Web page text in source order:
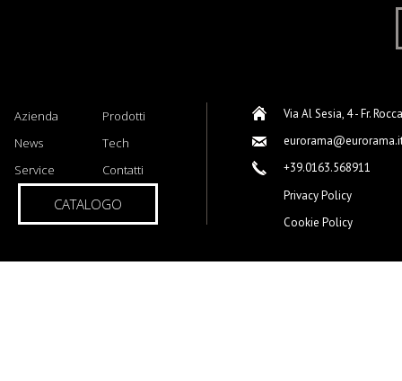
Azienda
Prodotti
News
Tech
Service
Contatti
CATALOGO
Via Al Sesia, 4 - Fr.
+39.0163.568911
Privacy Policy
Cookie Policy